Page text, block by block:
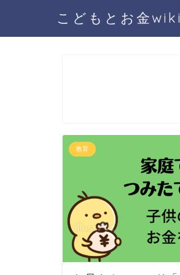
こどもとお金wiki
教育